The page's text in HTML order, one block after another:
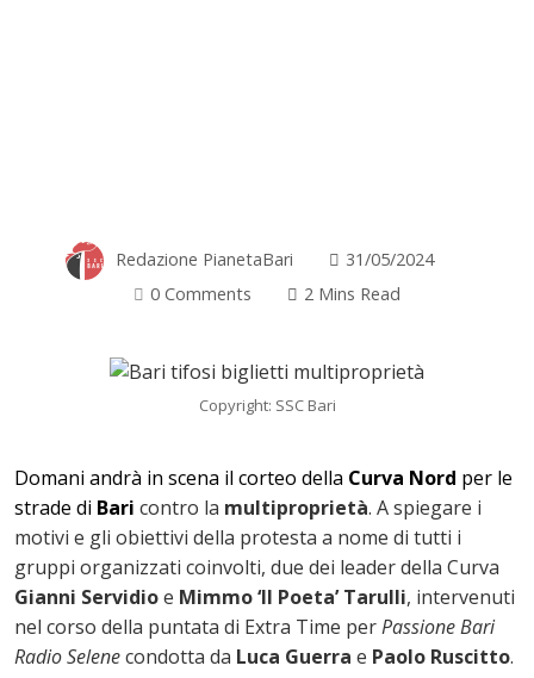
Redazione PianetaBari
31/05/2024
0 Comments
2 Mins Read
Copyright: SSC Bari
Domani andrà in scena il corteo della Curva Nord per le
strade di Bari contro la multiproprietà. A spiegare i
motivi e gli obiettivi della protesta a nome di tutti i
gruppi organizzati coinvolti, due dei leader della Curva
Gianni Servidioe Mimmo ‘Il Poeta’ Tarulli, intervenuti
nel corso della puntata di Extra Time perPassione Bari
Radio Selenecondotta da Luca Guerra e Paolo Ruscitto.